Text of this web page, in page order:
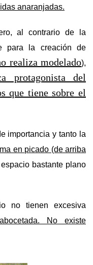
anaranjadas.
al contrario de la
para la creación de
realiza modelado),
protagonista del
que tiene sobre el
importancia y tanto la
en picado (de arriba
bastante plano
no tienen excesiva
abocetada. No existe